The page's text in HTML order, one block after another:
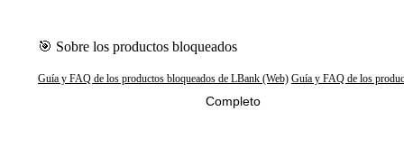
🎯 Sobre los productos bloqueados
Guía y FAQ de los productos bloqueados de LBank (Web) Guía y FAQ de los
Completo